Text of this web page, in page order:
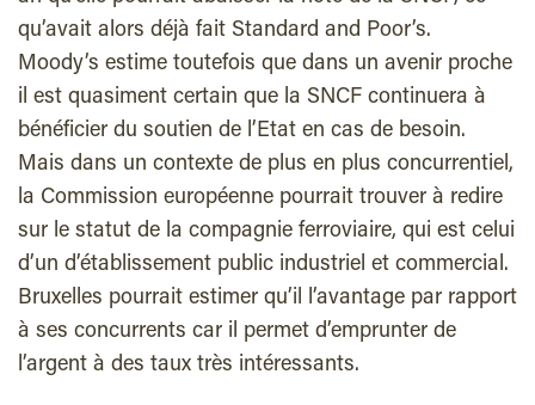
qu’avait alors déjà fait Standard and Poor’s.
Moody’s estime toutefois que dans un avenir proche
il est quasiment certain que la SNCF continuera à
bénéficier du soutien de l’Etat en cas de besoin.
Mais dans un contexte de plus en plus concurrentiel,
la Commission européenne pourrait trouver à redire
sur le statut de la compagnie ferroviaire, qui est celui
d’un d’établissement public industriel et commercial.
Bruxelles pourrait estimer qu’il l’avantage par rapport
à ses concurrents car il permet d’emprunter de
l’argent à des taux très intéressants.